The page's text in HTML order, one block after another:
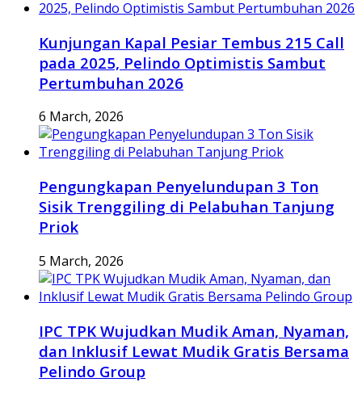
Kunjungan Kapal Pesiar Tembus 215 Call
pada 2025, Pelindo Optimistis Sambut
Pertumbuhan 2026
6 March, 2026
Pengungkapan Penyelundupan 3 Ton
Sisik Trenggiling di Pelabuhan Tanjung
Priok
5 March, 2026
IPC TPK Wujudkan Mudik Aman, Nyaman,
dan Inklusif Lewat Mudik Gratis Bersama
Pelindo Group